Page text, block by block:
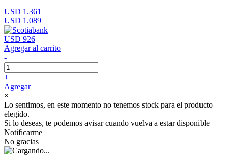
USD 1.361
USD 1.089
USD 926
Agregar al carrito
-
+
Agregar
×
Lo sentimos, en este momento no tenemos stock para el producto
elegido.
Si lo deseas, te podemos avisar cuando vuelva a estar disponible
Notificarme
No gracias